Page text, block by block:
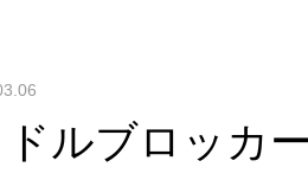
ルブロッカ